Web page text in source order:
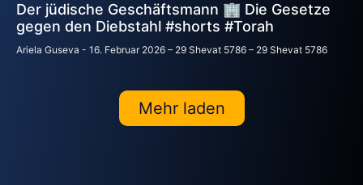
Der jüdische Geschäftsmann 🏢 Die Gesetze
gegen den Diebstahl #shorts #Torah
Ariela Guseva 16. Februar 2026 – 29 Shevat 5786 – 29 Shevat 5786
Mehr laden